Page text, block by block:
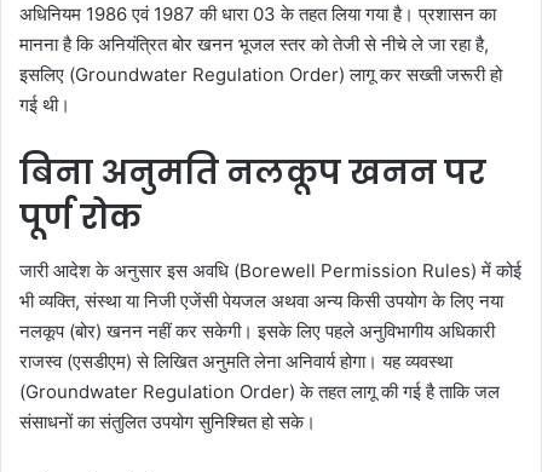
अधिनियम 1986 एवं 1987 की धारा 03 के तहत लिया गया है। प्रशासन का
मानना है कि अनियंत्रित बोर खनन भूजल स्तर को तेजी से नीचे ले जा रहा है,
इसलिए (Groundwater Regulation Order) लागू कर सख्ती जरूरी हो
गई थी।
बिना अनुमति नलकूप खनन पर
पूर्ण रोक
जारी आदेश के अनुसार इस अवधि (Borewell Permission Rules) में कोई
भी व्यक्ति, संस्था या निजी एजेंसी पेयजल अथवा अन्य किसी उपयोग के लिए नया
नलकूप (बोर) खनन नहीं कर सकेगी। इसके लिए पहले अनुविभागीय अधिकारी
राजस्व (एसडीएम) से लिखित अनुमति लेना अनिवार्य होगा। यह व्यवस्था
(Groundwater Regulation Order) के तहत लागू की गई है ताकि जल
संसाधनों का संतुलित उपयोग सुनिश्चित हो सके।